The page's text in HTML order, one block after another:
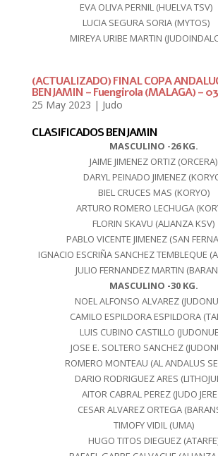
EVA OLIVA PERNIL (HUELVA TSV)
LUCIA SEGURA SORIA (MYTOS)
MIREYA URIBE MARTIN
(ACTUALIZADO) FINAL COPA
BENJAMIN – Fuengirola (MALAGA) –
25 May 2023 | Judo
CLASIFICADOS BENJAMIN
MASCULINO -26 KG.
JAIME JIMENEZ ORTIZ (ORCERA)
DARYL PEINADO JIMENEZ
BIEL CRUCES MAS (KORYO)
ARTURO ROMERO LECHUGA
FLORIN SKAVU (ALIANZA KSV)
PABLO VICENTE JIMENEZ (SAN
IGNACIO ESCRIÑA SANCHEZ TEMBLEQUE
JULIO FERNANDEZ MARTIN
MASCULINO -30 KG.
NOEL ALFONSO ALVAREZ
CAMILO ESPILDORA ESPILDORA
LUIS CUBINO CASTILLO
JOSE E. SOLTERO SANCHEZ
ROMERO MONTEAU (AL ANDALUS
DARIO RODRIGUEZ ARES
AITOR CABRAL PEREZ (JUDO
CESAR ALVAREZ ORTEGA
TIMOFY VIDIL (UMA)
HUGO TITOS DIEGUEZ